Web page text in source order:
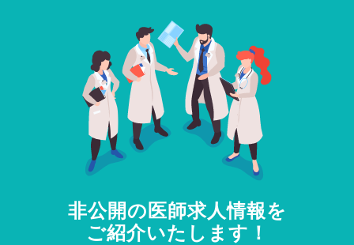
非公開の医師求人情報を
ご紹介いたします！